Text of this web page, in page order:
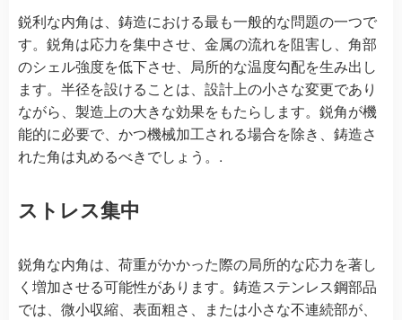
鋭利な内角は、鋳造における最も一般的な問題の一つで
す。鋭角は応力を集中させ、金属の流れを阻害し、角部
のシェル強度を低下させ、局所的な温度勾配を生み出し
ます。半径を設けることは、設計上の小さな変更であり
ながら、製造上の大きな効果をもたらします。鋭角が機
能的に必要で、かつ機械加工される場合を除き、鋳造さ
れた角は丸めるべきでしょう。.
ストレス集中
鋭角な内角は、荷重がかかった際の局所的な応力を著し
く増加させる可能性があります。鋳造ステンレス鋼部品
では、微小収縮、表面粗さ、または小さな不連続部が、